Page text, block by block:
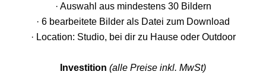
· Auswahl aus mindestens 30 Bildern
· 6 bearbeitete Bilder als Datei zum Download
· Location: Studio, bei dir zu Hause oder Outdoor
Investition (alle Preise inkl. MwSt)